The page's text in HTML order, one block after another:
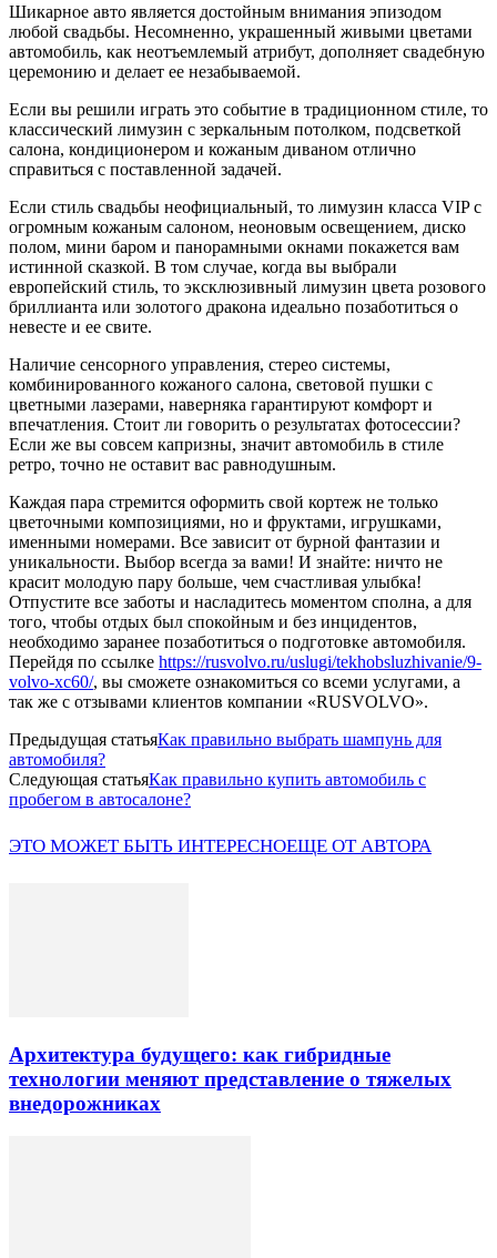
Шикарное авто является достойным внимания эпизодом
любой свадьбы. Несомненно, украшенный живыми цветами
автомобиль, как неотъемлемый атрибут, дополняет свадебную
церемонию и делает ее незабываемой.
Если вы решили играть это событие в традиционном стиле, то
классический лимузин с зеркальным потолком, подсветкой
салона, кондиционером и кожаным диваном отлично
справиться с поставленной задачей.
Если стиль свадьбы неофициальный, то лимузин класса VIP с
огромным кожаным салоном, неоновым освещением, диско
полом, мини баром и панорамными окнами покажется вам
истинной сказкой. В том случае, когда вы выбрали
европейский стиль, то эксклюзивный лимузин цвета розового
бриллианта или золотого дракона идеально позаботиться о
невесте и ее свите.
Наличие сенсорного управления, стерео системы,
комбинированного кожаного салона, световой пушки с
цветными лазерами, наверняка гарантируют комфорт и
впечатления. Стоит ли говорить о результатах фотосессии?
Если же вы совсем капризны, значит автомобиль в стиле
ретро, точно не оставит вас равнодушным.
Каждая пара стремится оформить свой кортеж не только
цветочными композициями, но и фруктами, игрушками,
именными номерами. Все зависит от бурной фантазии и
уникальности. Выбор всегда за вами! И знайте: ничто не
красит молодую пару больше, чем счастливая улыбка!
Отпустите все заботы и насладитесь моментом сполна, а для
того, чтобы отдых был спокойным и без инцидентов,
необходимо заранее позаботиться о подготовке автомобиля.
Перейдя по ссылке https://rusvolvo.ru/uslugi/tekhobsluzhivanie/9-
volvo-xc60/, вы сможете ознакомиться со всеми услугами, а
так же с отзывами клиентов компании «RUSVOLVO».
Предыдущая статьяКак правильно выбрать шампунь для
автомобиля?
Следующая статьяКак правильно купить автомобиль с
пробегом в автосалоне?
ЭТО МОЖЕТ БЫТЬ ИНТЕРЕСНОЕЩЕ ОТ АВТОРА
Архитектура будущего: как гибридные
технологии меняют представление о тяжелых
внедорожниках